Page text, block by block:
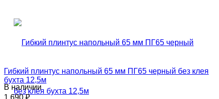
Гибкий плинтус напольный 65 мм ПГ65 черный без клея
бухта 12,5м
В наличии
1 690₽